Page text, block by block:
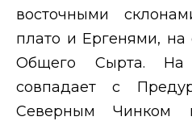
восточными
плато и Ергенями,
Общего Сырта. На
совпадает с
Северным Чинком